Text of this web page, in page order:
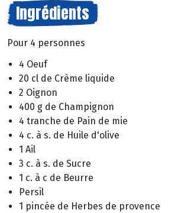
Ingrédients
Pour 4 personnes
4 Oeuf
20 cl de Crème liquide
2 Oignon
400 g de Champignon
4 tranche de Pain de mie
4 c. à s. de Huile d'olive
1 Ail
3 c. à s. de Sucre
1 c. à c de Beurre
Persil
1 pincée de Herbes de provence